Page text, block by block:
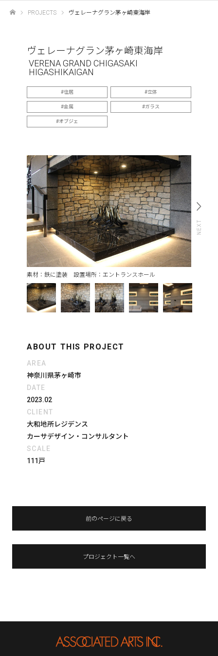
PROJECTS ヴェレーナグラン茅ヶ崎東海岸
ヴェレーナグラン茅ヶ崎東海岸
VERENA GRAND CHIGASAKI
HIGASHIKAIGAN
住居 立体
金属 ガラス
オブジェ
素材：鉄に塗装 設置場所：エントランスホール
ABOUT THIS PROJECT
AREA
神奈川県茅ヶ崎市
DATE
2023.02
CLIENT
大和地所レジデンス
カーサデザイン・コンサルタント
SCALE
111戸
前のページに戻る
プロジェクト一覧へ